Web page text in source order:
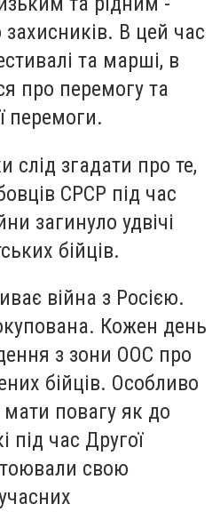
В цей час
та марші, в
про перемогу та
перемоги.
слід згадати про те,
СРСР під час
загинуло удвічі
бійців.
війна з Росією.
Кожен день
з зони ООС про
бійців. Особливо
повагу як до
під час Другої
свою